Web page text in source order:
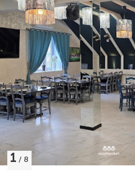
1 / 8